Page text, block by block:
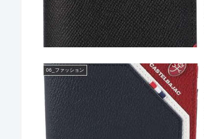
06_ファッション